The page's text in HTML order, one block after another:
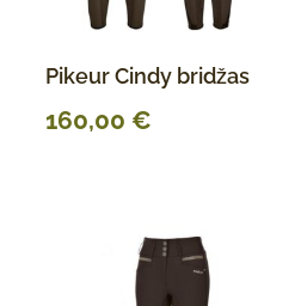
Pikeur Cindy bridžas
160,00 €